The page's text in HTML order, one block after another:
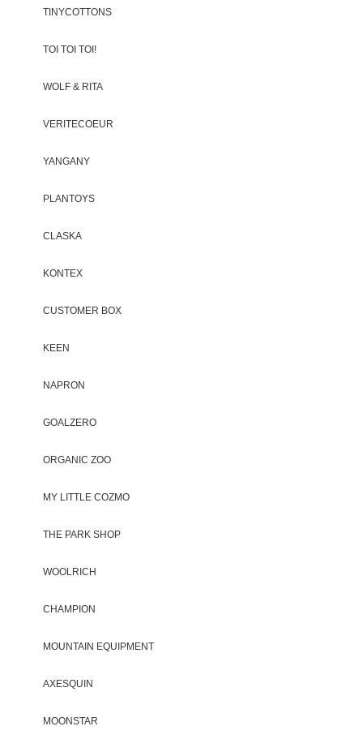
TINYCOTTONS
TOI TOI TOI!
WOLF & RITA
VERITECOEUR
YANGANY
PLANTOYS
CLASKA
KONTEX
CUSTOMER BOX
KEEN
NAPRON
GOALZERO
ORGANIC ZOO
MY LITTLE COZMO
THE PARK SHOP
WOOLRICH
CHAMPION
MOUNTAIN EQUIPMENT
AXESQUIN
MOONSTAR